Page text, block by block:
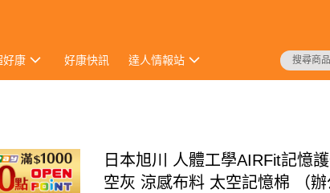
好康 好康快訊 達人情報站
日本旭川 人體工學AIRFit記憶
空灰 涼感布料 太空記憶棉 （